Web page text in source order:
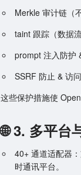
Merkle 审计链（
taint 跟踪（数据
prompt 注入防护
SSRF 防止 & 访
这些保护措施使
🌐 3. 多平台
40+ 通道适配器
时通讯平台。